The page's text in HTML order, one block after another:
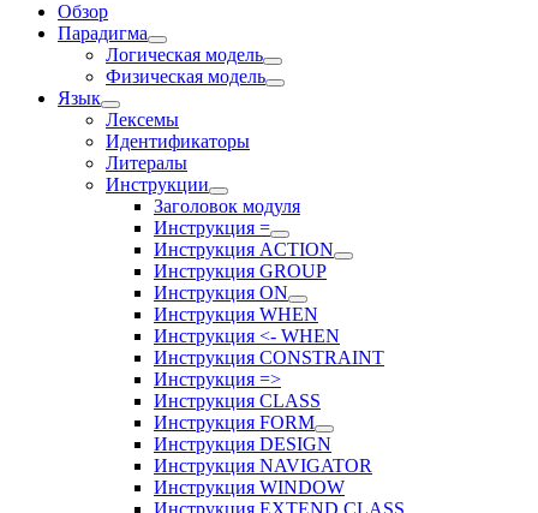
Обзор
Парадигма
Логическая модель
Физическая модель
Язык
Лексемы
Идентификаторы
Литералы
Инструкции
Заголовок модуля
Инструкция =
Инструкция ACTION
Инструкция GROUP
Инструкция ON
Инструкция WHEN
Инструкция <- WHEN
Инструкция CONSTRAINT
Инструкция =>
Инструкция CLASS
Инструкция FORM
Инструкция DESIGN
Инструкция NAVIGATOR
Инструкция WINDOW
Инструкция EXTEND CLASS